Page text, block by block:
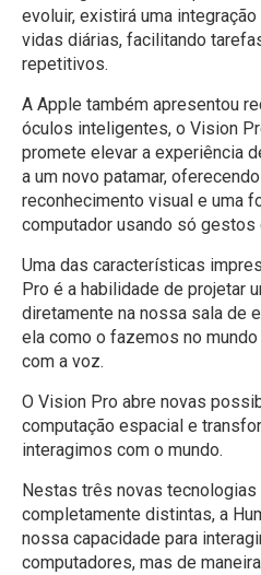
evoluir, existirá uma
vidas diárias, facilitando
repetitivos.
A Apple também apresentou
óculos inteligentes, o Vision
promete elevar a experiência
a um novo patamar,
reconhecimento visual e uma
computador usando só gestos
Uma das características
Pro é a habilidade de projetar
diretamente na nossa sala de
ela como o fazemos no
com a voz.
O Vision Pro abre novas
computação espacial e
interagimos com o mundo.
Nestas três novas
completamente distintas, a
nossa capacidade para
computadores, mas de